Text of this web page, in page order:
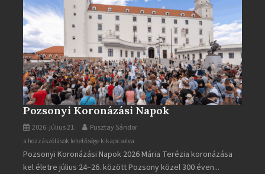
Pozsonyi Koronázási Napok
2026. július 21. Pusztay Sándor
Pozsonyi
Koronázási
Napok
a hozzászólások lehetősége kikapcsolva
Pozsonyi Koronázási Napok 2026 Mária Terézia koronázása
kel életre július 24–26. között Pozsony közel 300 éven...